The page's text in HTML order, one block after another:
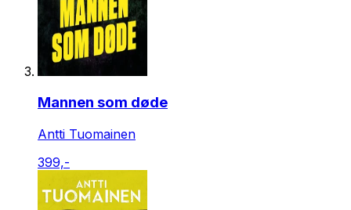
Mannen som døde
Antti Tuomainen
399,-